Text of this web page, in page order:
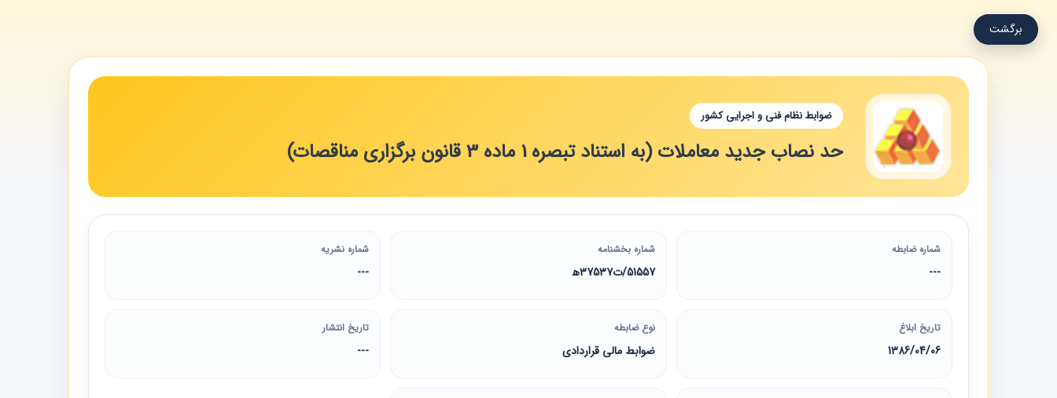
برگشت
ضوابط نظام فنی و اجرایی کشور
حد نصاب جدید معاملات (به استناد تبصره 1 ماده 3 قانون برگزاری مناقصات)
شماره ضابطه
---
شماره بخشنامه
51557/ت37537ه‍
شماره نشریه
---
تاریخ ابلاغ
1386/04/06
نوع ضابطه
ضوابط مالی قراردادی
تاریخ انتشار
---